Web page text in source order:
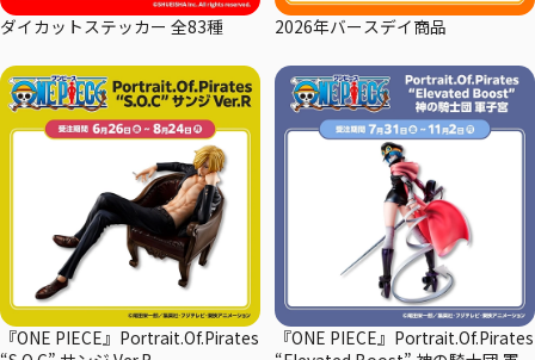
ダイカットステッカー 全83種 2026年バースデイ商品
『ONE PIECE』Portrait.Of.Pirates
『ONE PIECE』Portrait.Of.Pirates